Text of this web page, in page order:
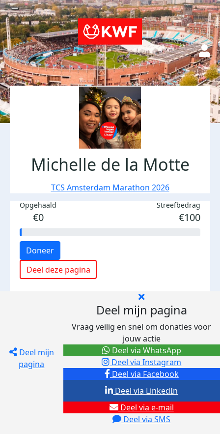
Michelle de la Motte
TCS Amsterdam Marathon 2026
Opgehaald
€0
Streefbedrag
€100
Doneer
Deel deze pagina
Deel mijn
pagina
Deel mijn pagina
Vraag veilig en snel om donaties voor
jouw actie
Deel via Facebook
Deel via Instagram
Deel via e-mail
Deel via SMS
Deel via LinkedIn
Deel via WhatsApp